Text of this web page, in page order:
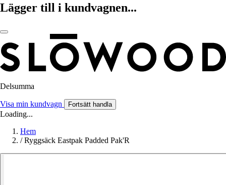
Lägger till i kundvagnen...
Delsumma
Visa min kundvagn Fortsätt handla
Loading...
Hem
/ Ryggsäck Eastpak Padded Pak'R